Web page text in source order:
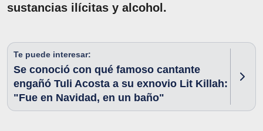
sustancias ilícitas y alcohol.
Te puede interesar:
Se conoció con qué famoso cantante
engañó Tuli Acosta a su exnovio Lit Killah:
"Fue en Navidad, en un baño"